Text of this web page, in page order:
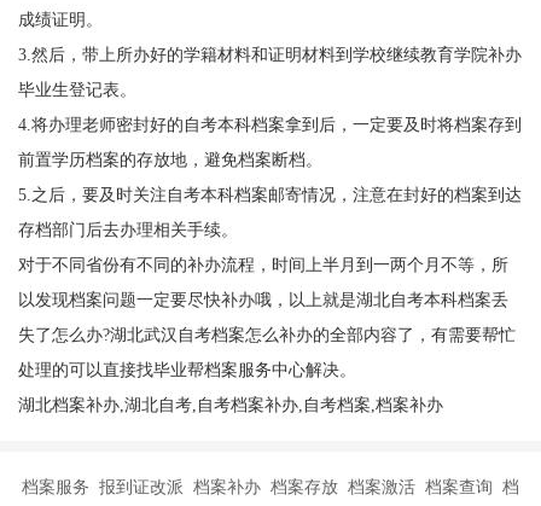
成绩证明。
3.然后，带上所办好的学籍材料和证明材料到学校继续教育学院补办
毕业生登记表。
4.将办理老师密封好的自考本科档案拿到后，一定要及时将档案存到
前置学历档案的存放地，避免档案断档。
5.之后，要及时关注自考本科档案邮寄情况，注意在封好的档案到达
存档部门后去办理相关手续。
对于不同省份有不同的补办流程，时间上半月到一两个月不等，所
以发现档案问题一定要尽快补办哦，以上就是湖北自考本科档案丢
失了怎么办?湖北武汉自考档案怎么补办的全部内容了，有需要帮忙
处理的可以直接找毕业帮档案服务中心解决。
湖北档案补办,湖北自考,自考档案补办,自考档案,档案补办
档案服务 报到证改派 档案补办 档案存放 档案激活 档案查询 档